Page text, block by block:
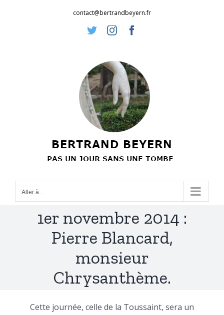
contact@bertrandbeyern.fr
TwitterInstagram
Aller à...
1er novembre 2014 :
Pierre Blancard,
monsieur
Chrysanthème.
Cette journée, celle de la Toussaint, sera un